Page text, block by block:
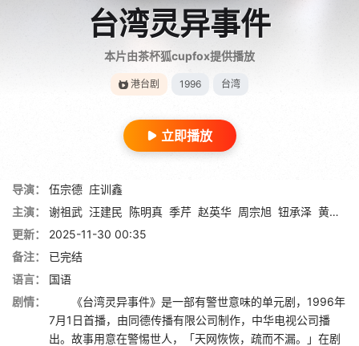
台湾灵异事件
本片由茶杯狐cupfox提供播放
港台剧 1996 台湾
立即播放
导演： 伍宗德 庄训鑫
主演：
谢祖武 汪建民 陈明真 季芹 赵英华 周宗旭 钮承泽 黄仲昆
更新：
2025-11-30 00:35
备注：
已完结
语言：
国语
剧情：
《台湾灵异事件》是一部有警世意味的单元剧，1996年
7月1日首播，由同德传播有限公司制作，中华电视公司播
出。故事用意在警惕世人，「天网恢恢，疏而不漏。」在剧